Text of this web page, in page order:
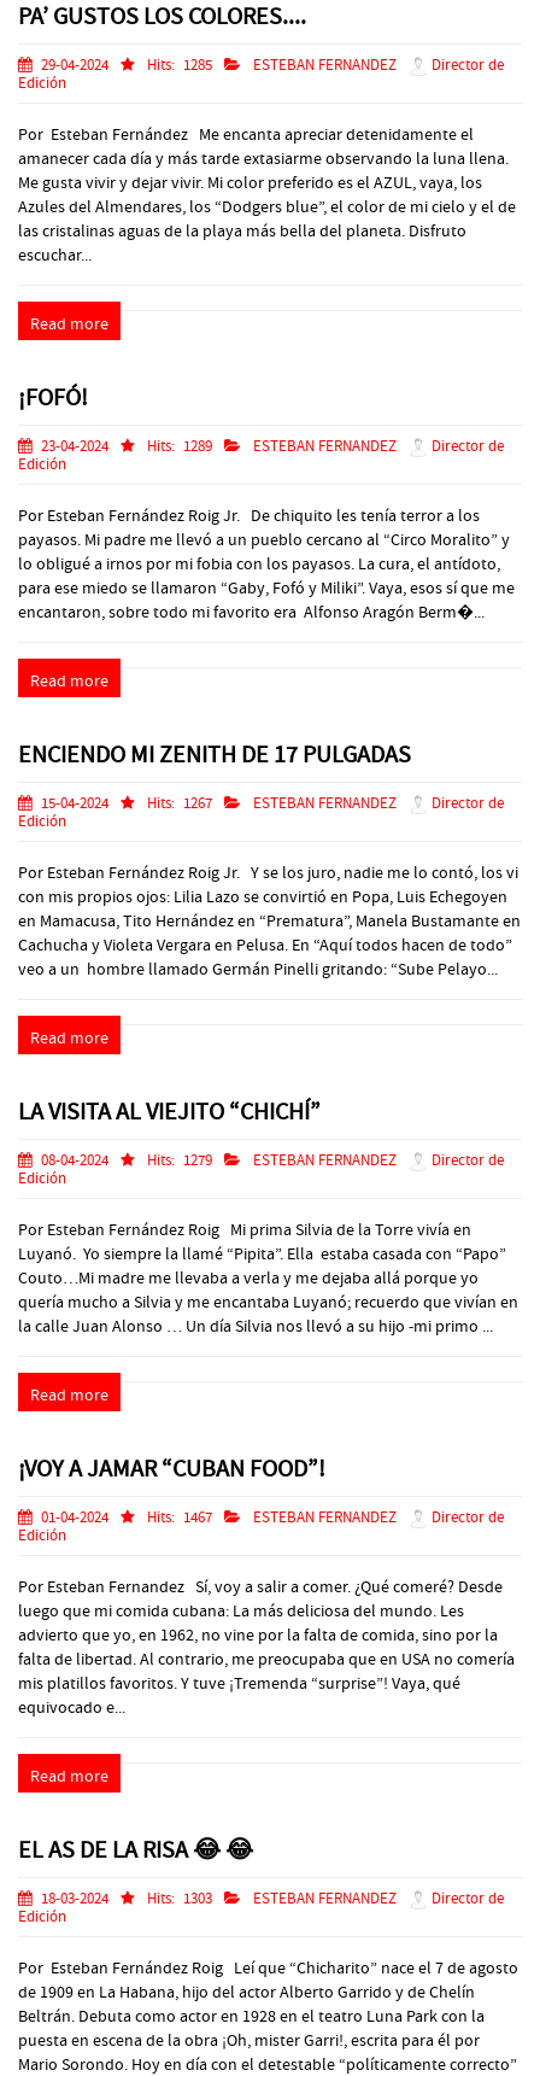
PA’ GUSTOS LOS COLORES....
29-04-2024 Hits: 1285 ESTEBAN FERNANDEZ
Director de
Edición
Por Esteban Fernández Me encanta apreciar detenidamente el
amanecer cada día y más tarde extasiarme observando la luna llena.
Me gusta vivir y dejar vivir. Mi color preferido es el AZUL, vaya, los
Azules del Almendares, los “Dodgers blue”, el color de mi cielo y el de
las cristalinas aguas de la playa más bella del planeta. Disfruto
escuchar...
Read more
¡FOFÓ!
23-04-2024 Hits: 1289 ESTEBAN FERNANDEZ
Director de
Edición
Por Esteban Fernández Roig Jr. De chiquito les tenía terror a los
payasos. Mi padre me llevó a un pueblo cercano al “Circo Moralito” y
lo obligué a irnos por mi fobia con los payasos. La cura, el antídoto,
para ese miedo se llamaron “Gaby, Fofó y Miliki”. Vaya, esos sí que me
encantaron, sobre todo mi favorito era Alfonso Aragón Berm�...
Read more
ENCIENDO MI ZENITH DE 17 PULGADAS
15-04-2024 Hits: 1267 ESTEBAN FERNANDEZ
Director de
Edición
Por Esteban Fernández Roig Jr. Y se los juro, nadie me lo contó, los vi
con mis propios ojos: Lilia Lazo se convirtió en Popa, Luis Echegoyen
en Mamacusa, Tito Hernández en “Prematura”, Manela Bustamante en
Cachucha y Violeta Vergara en Pelusa. En “Aquí todos hacen de todo”
veo a un hombre llamado Germán Pinelli gritando: “Sube Pelayo...
Read more
LA VISITA AL VIEJITO “CHICHÍ”
08-04-2024 Hits: 1279 ESTEBAN FERNANDEZ
Director de
Edición
Por Esteban Fernández Roig Mi prima Silvia de la Torre vivía en
Luyanó. Yo siempre la llamé “Pipita”. Ella estaba casada con “Papo”
Couto…Mi madre me llevaba a verla y me dejaba allá porque yo
quería mucho a Silvia y me encantaba Luyanó; recuerdo que vivían en
la calle Juan Alonso … Un día Silvia nos llevó a su hijo -mi primo ...
Read more
¡VOY A JAMAR “CUBAN FOOD”!
01-04-2024 Hits: 1467 ESTEBAN FERNANDEZ
Director de
Edición
Por Esteban Fernandez Sí, voy a salir a comer. ¿Qué comeré? Desde
luego que mi comida cubana: La más deliciosa del mundo. Les
advierto que yo, en 1962, no vine por la falta de comida, sino por la
falta de libertad. Al contrario, me preocupaba que en USA no comería
mis platillos favoritos. Y tuve ¡Tremenda “surprise”! Vaya, qué
equivocado e...
Read more
EL AS DE LA RISA 😂 😂
18-03-2024 Hits: 1303 ESTEBAN FERNANDEZ
Director de
Edición
Por Esteban Fernández Roig Leí que “Chicharito” nace el 7 de agosto
de 1909 en La Habana, hijo del actor Alberto Garrido y de Chelín
Beltrán. Debuta como actor en 1928 en el teatro Luna Park con la
puesta en escena de la obra ¡Oh, mister Garri!, escrita para él por
Mario Sorondo. Hoy en día con el detestable “políticamente correcto”